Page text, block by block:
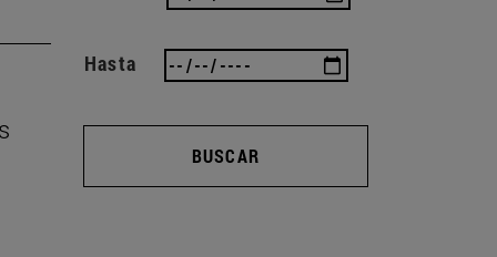
Hasta
BUSCAR